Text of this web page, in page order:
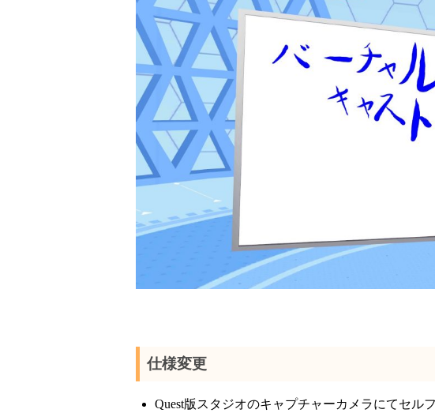
仕様変更
Quest版スタジオのキャプチャーカメラにてセル